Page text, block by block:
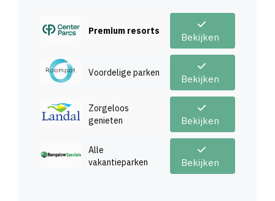
Bekijken
Bekijken
Bekijken